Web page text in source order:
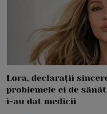
Lora, declarații
problemele ei de
i-au dat medicii